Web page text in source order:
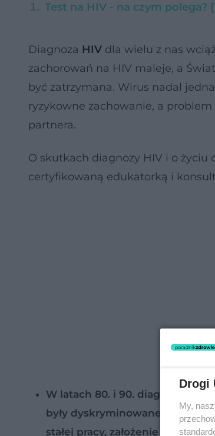
Test na HIV - na czym polega?
Diagnoza HIV dla wielu z nas
zachorowań na HIV maleje, a
być zatrzymana. Wirus nadal
ryzykowne zachowanie, a
partnera.
O skutkach diagnozy HIV i o życiu
certyfikowaną edukatorką i
W latach 80. i 90. diagnoza HIV
były dyskryminowane i
stałej pracy, założenie
Drogi
My,